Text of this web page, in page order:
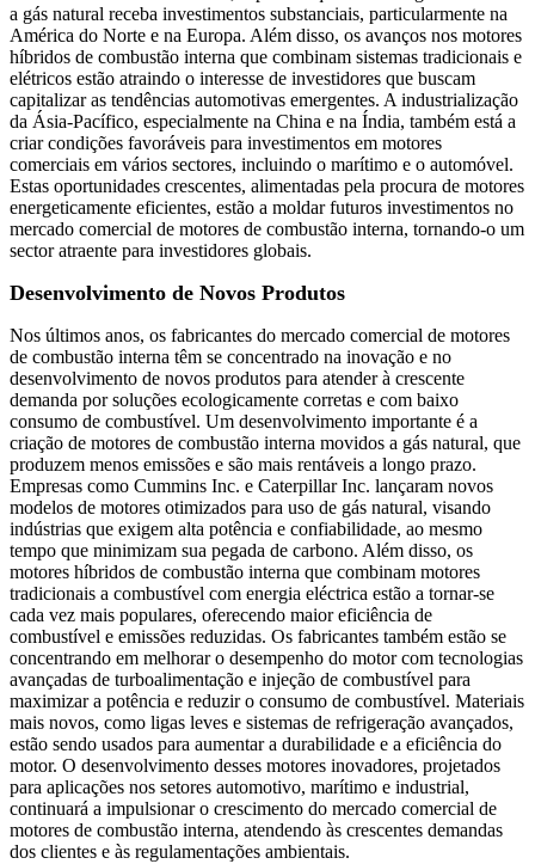
a gás natural receba investimentos substanciais, particularmente na
América do Norte e na Europa. Além disso, os avanços nos motores
híbridos de combustão interna que combinam sistemas tradicionais e
elétricos estão atraindo o interesse de investidores que buscam
capitalizar as tendências automotivas emergentes. A industrialização
da Ásia-Pacífico, especialmente na China e na Índia, também está a
criar condições favoráveis ​​para investimentos em motores
comerciais em vários sectores, incluindo o marítimo e o automóvel.
Estas oportunidades crescentes, alimentadas pela procura de motores
energeticamente eficientes, estão a moldar futuros investimentos no
mercado comercial de motores de combustão interna, tornando-o um
sector atraente para investidores globais.
Desenvolvimento de Novos Produtos
Nos últimos anos, os fabricantes do mercado comercial de motores
de combustão interna têm se concentrado na inovação e no
desenvolvimento de novos produtos para atender à crescente
demanda por soluções ecologicamente corretas e com baixo
consumo de combustível. Um desenvolvimento importante é a
criação de motores de combustão interna movidos a gás natural, que
produzem menos emissões e são mais rentáveis ​​a longo prazo.
Empresas como Cummins Inc. e Caterpillar Inc. lançaram novos
modelos de motores otimizados para uso de gás natural, visando
indústrias que exigem alta potência e confiabilidade, ao mesmo
tempo que minimizam sua pegada de carbono. Além disso, os
motores híbridos de combustão interna que combinam motores
tradicionais a combustível com energia eléctrica estão a tornar-se
cada vez mais populares, oferecendo maior eficiência de
combustível e emissões reduzidas. Os fabricantes também estão se
concentrando em melhorar o desempenho do motor com tecnologias
avançadas de turboalimentação e injeção de combustível para
maximizar a potência e reduzir o consumo de combustível. Materiais
mais novos, como ligas leves e sistemas de refrigeração avançados,
estão sendo usados ​​para aumentar a durabilidade e a eficiência do
motor. O desenvolvimento desses motores inovadores, projetados
para aplicações nos setores automotivo, marítimo e industrial,
continuará a impulsionar o crescimento do mercado comercial de
motores de combustão interna, atendendo às crescentes demandas
dos clientes e às regulamentações ambientais.